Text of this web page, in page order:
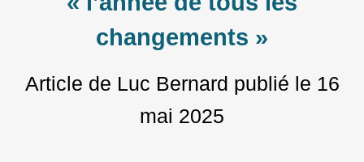
changements »
Article de Luc Bernard publié le 16
mai 2025